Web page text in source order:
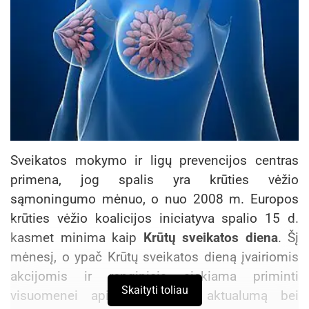
Sveikatos mokymo ir ligų prevencijos centras
primena, jog spalis yra krūties vėžio
sąmoningumo mėnuo, o nuo 2008 m. Europos
krūties vėžio koalicijos iniciatyva spalio 15 d.
kasmet minima kaip Krūtų sveikatos diena. Šį
mėnesį, o ypač Krūtų sveikatos dieną įvairiomis
akcijomis ir renginiais siekiama priminti
visuomenei apie krūtų ligų aktualumą bei
Skaityti toliau